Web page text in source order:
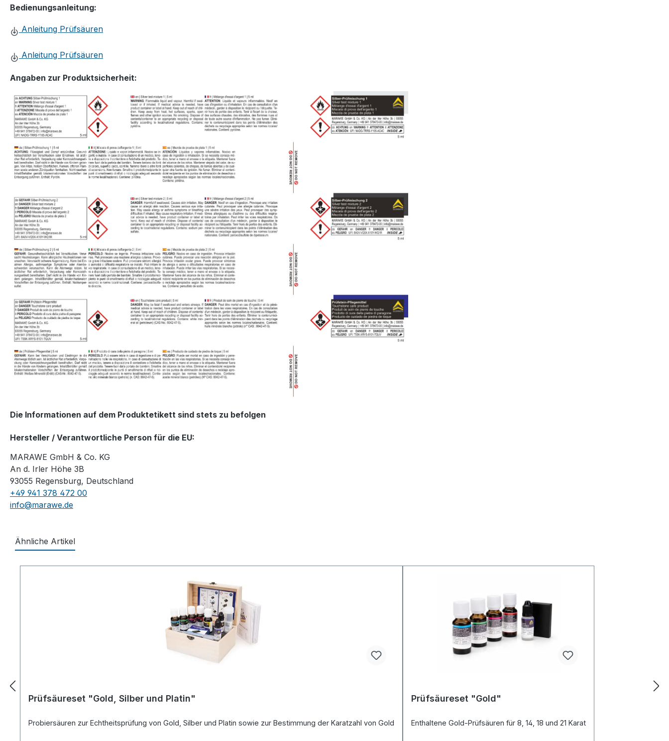
Bedienungsanleitung:
Anleitung Prüfsäuren
Anleitung Prüfsäuren
Angaben zur Produktsicherheit:
Die Informationen auf dem Produktetikett sind stets zu befolgen
Hersteller / Verantwortliche Person für die EU:
MARAWE GmbH & Co. KG
An d. Irler Höhe 3B
93055 Regensburg, Deutschland
+49 941 378 472 00
info@marawe.de
Ähnliche Artikel
Prüfsäureset "Gold, Silber und Platin"
Probiersäuren zur Echtheitsprüfung von Gold, Silber und Platin sowie zur Bestimmung der Karatzahl von Gold
Prüfsäureset "Gold"
Enthaltene Gold-Prüfsäuren für 8, 14, 18 und 21 Karat